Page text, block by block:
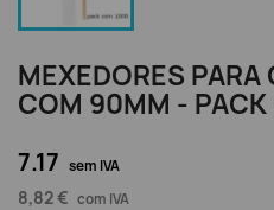
MEXEDORES PARA
COM 90MM -
7.17 sem IVA
8,82 € com IVA